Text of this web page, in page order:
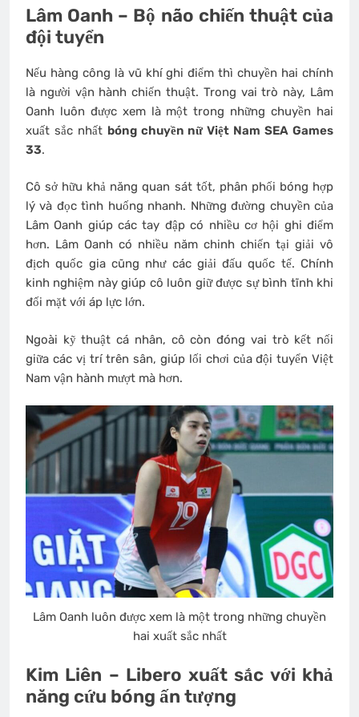
Lâm Oanh – Bộ não chiến thuật của
đội tuyển
Nếu hàng công là vũ khí ghi điểm thì chuyền hai chính
là người vận hành chiến thuật. Trong vai trò này, Lâm
Oanh luôn được xem là một trong những chuyền hai
xuất sắc nhất bóng chuyền nữ Việt Nam SEA Games
33.
Cô sở hữu khả năng quan sát tốt, phân phối bóng hợp
lý và đọc tình huống nhanh. Những đường chuyền của
Lâm Oanh giúp các tay đập có nhiều cơ hội ghi điểm
hơn. Lâm Oanh có nhiều năm chinh chiến tại giải vô
địch quốc gia cũng như các giải đấu quốc tế. Chính
kinh nghiệm này giúp cô luôn giữ được sự bình tĩnh khi
đối mặt với áp lực lớn.
Ngoài kỹ thuật cá nhân, cô còn đóng vai trò kết nối
giữa các vị trí trên sân, giúp lối chơi của đội tuyển Việt
Nam vận hành mượt mà hơn.
Lâm Oanh luôn được xem là một trong những chuyền
hai xuất sắc nhất
Kim Liên – Libero xuất sắc với khả
năng cứu bóng ấn tượng